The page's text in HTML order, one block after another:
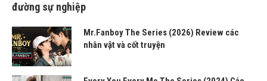
đường sự nghiệp
Mr.Fanboy The Series (2026) Review các
nhân vật và cốt truyện